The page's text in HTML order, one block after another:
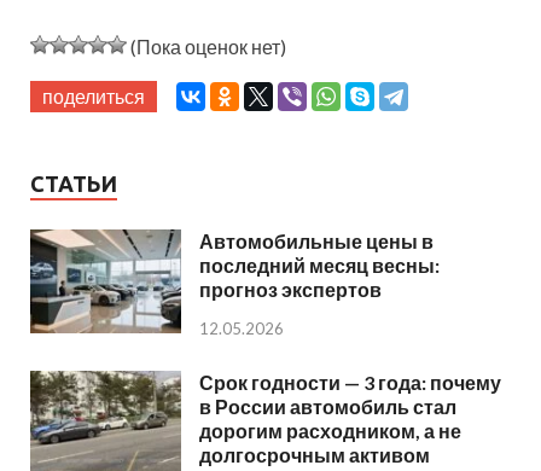
(Пока оценок нет)
поделиться
СТАТЬИ
Автомобильные цены в
последний месяц весны:
прогноз экспертов
12.05.2026
Срок годности — 3 года: почему
в России автомобиль стал
дорогим расходником, а не
долгосрочным активом